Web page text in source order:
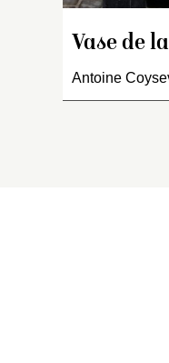
Vase de
Antoine